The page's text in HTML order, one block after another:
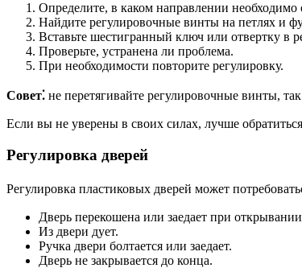
Определите, в каком направлении необходимо
Найдите регулировочные винты на петлях и
Вставьте шестигранный ключ или отвертку в
Проверьте, устранена ли проблема.
При необходимости повторите регулировку.
Совет⁚ не перетягивайте регулировочные винты,
Если вы не уверены в своих силах, лучше
Регулировка дверей
Регулировка пластиковых дверей может
Дверь перекошена или заедает при
Из двери дует.
Ручка двери болтается или заедает.
Дверь не закрывается до конца.